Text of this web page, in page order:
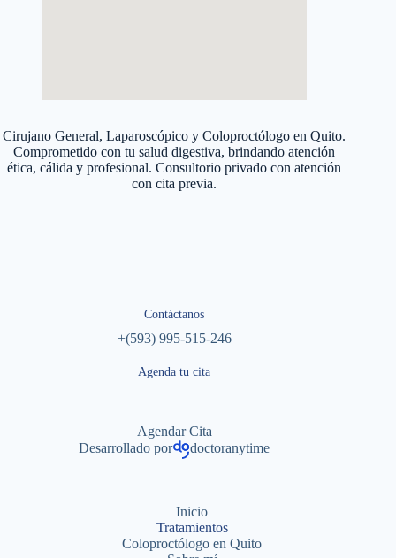
Cirujano General, Laparoscópico y Coloproctólogo en Quito.
Comprometido con tu salud digestiva, brindando atención
ética, cálida y profesional. Consultorio privado con atención
con cita previa.
Contáctanos
+(593) 995-515-246
Agenda tu cita
Agendar Cita
Desarrollado por
doctoranytime
Inicio
Tratamientos
Coloproctólogo en Quito